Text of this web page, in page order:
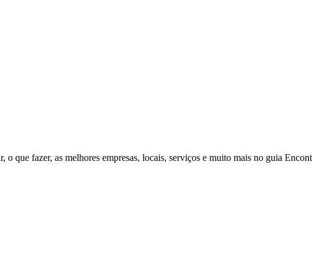
que fazer, as melhores empresas, locais, serviços e muito mais no guia